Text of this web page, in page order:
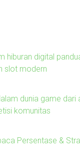
hiburan digital
slot modern
dunia game dari
komunitas
Persentase &